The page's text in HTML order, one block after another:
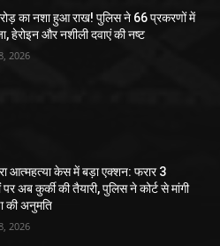
का नशा हुआ राख! पुलिस ने 66 प्रकरणों में
हेरोइन और नशीली दवाएं की नष्ट
2026
आत्महत्या केस में बड़ा एक्शन: फरार 3
पर अब कुर्की की तैयारी, पुलिस ने कोर्ट से मांगी
की अनुमति
2026